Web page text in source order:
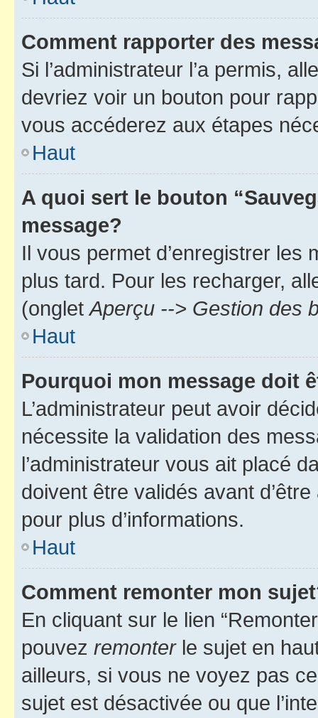
Comment rapporter des
Si l’administrateur l’a permis,
devriez voir un bouton pour
vous accéderez aux étapes
Haut
A quoi sert le bouton
message?
Il vous permet d’enregistrer
plus tard. Pour les recharger,
(ongletAperçu --> Gestion des
Haut
Pourquoi mon message doit
L’administrateur peut avoir
nécessite la validation des
l’administrateur vous ait placé
doivent être validés avant
pour plus d’informations.
Haut
Comment remonter mon
En cliquant sur le lien
pouvez remonterle sujet en
ailleurs, si vous ne voyez pas
sujet est désactivée ou que